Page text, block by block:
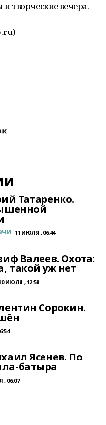
творческие вечера.
Татаренко.
11 ИЮЛЯ , 06:44
Валеев. Охота:
такой уж нет
ИЮЛЯ , 12:58
Сорокин.
Ясенев. По
батыра
, 06:07